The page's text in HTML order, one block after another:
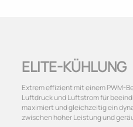
ELITE-KÜHLUNG
Extrem effizient mit einem PWM-
Luftdruck und Luftstrom für
maximiert und gleichzeitig ein
zwischen hoher Leistung und